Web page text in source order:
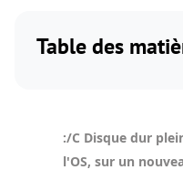
Table des
:/C Disque dur
l'OS, sur un